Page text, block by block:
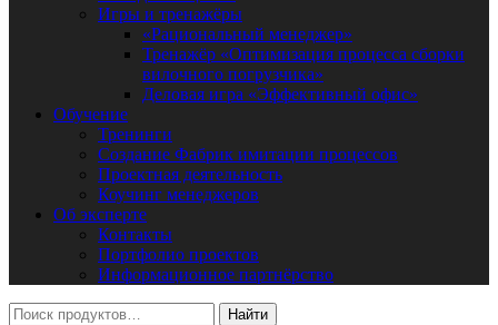
Игры и тренажёры
«Рациональный менеджер»
Тренажёр «Оптимизация процесса сборки
вилочного погрузчика»
Деловая игра «Эффективный офис»
Обучение
Тренинги
Создание Фабрик имитации процессов
Проектная деятельность
Коучинг менеджеров
Об эксперте
Контакты
Портфолио проектов
Информационное партнёрство